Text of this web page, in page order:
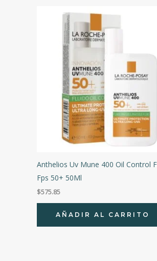
Anthelios Uv Mune 400 Oil Control
Fps 50+ 50Ml
$575.85
AÑADIR AL CARRITO